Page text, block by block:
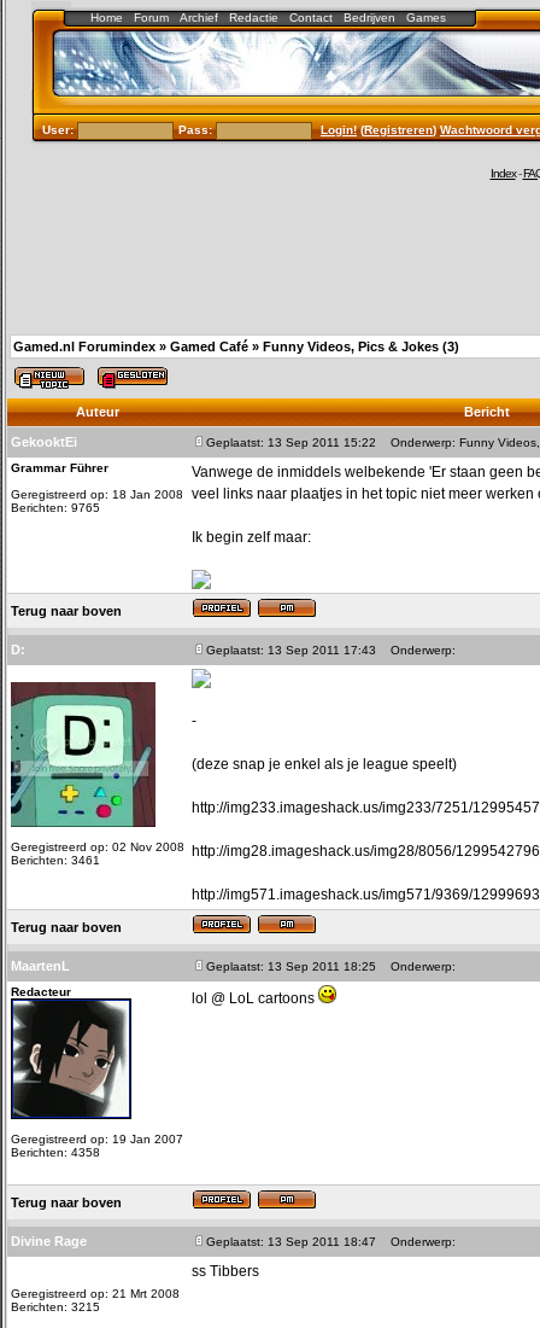
Home Forum Archief Redactie Contact Bedrijven Games
User: Pass: Login!(Registreren)Wachtwoord
Index-
Gamed.nl Forumindex » Gamed Café » Funny Videos, Pics & Jokes (3)
Auteur Bericht
GekooktEi Geplaatst: 13 Sep 2011 15:22
Onderwerp: Funny
Grammar Führer
Geregistreerd op: 18 Jan 2008
Berichten: 9765
Vanwege de inmiddels welbekende 'Er staan geen
veel links naar plaatjes in het topic niet meer werken
Ik begin zelf maar:
Terug naar boven
D: Geplaatst: 13 Sep 2011 17:43 Onderwerp:
Geregistreerd op: 02 Nov 2008
Berichten: 3461
-
(deze snap je enkel als je league speelt)
http://img233.imageshack.us/img233/7251/
http://img28.imageshack.us/img28/8056/
http://img571.imageshack.us/img571/9369/
Terug naar boven
MaartenL Geplaatst: 13 Sep 2011 18:25
Onderwerp:
Redacteur
Geregistreerd op: 19 Jan 2007
Berichten: 4358
lol @ LoL cartoons
Terug naar boven
Divine Rage Geplaatst: 13 Sep 2011 18:47 Onderwerp:
Geregistreerd op: 21 Mrt 2008
Berichten: 3215
ss Tibbers